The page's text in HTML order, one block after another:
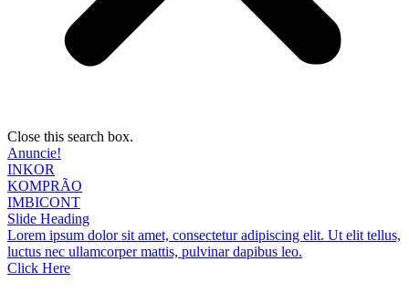
Close this search box.
Anuncie!
INKOR
KOMPRÃO
IMBICONT
Slide Heading
Lorem ipsum dolor sit amet, consectetur adipiscing elit. Ut elit tellus,
luctus nec ullamcorper mattis, pulvinar dapibus leo.
Click Here